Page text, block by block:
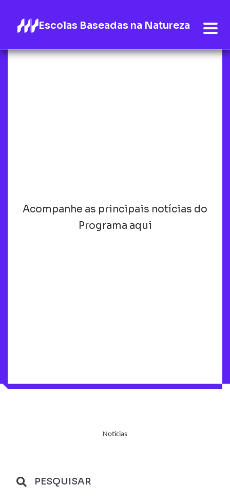
Escolas Baseadas na Natureza
Acompanhe as principais notícias do
Programa aqui
Notícias